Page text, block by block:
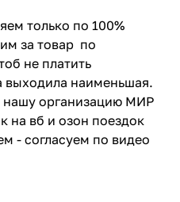
только по 100%
за товар по
не платить
выходила наименьшая.
нашу организацию МИР
на вб и озон поездок
- согласуем по видео